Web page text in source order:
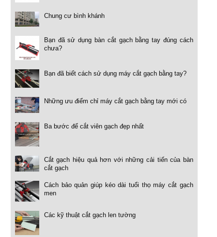
Chung cư bình khánh
Bạn đã sử dụng bàn cắt gạch bằng tay đúng cách
chưa?
Bạn đã biết cách sử dụng máy cắt gạch bằng tay?
Những ưu điểm chỉ máy cắt gạch bằng tay mới có
Ba bước để cắt viên gạch đẹp nhất
Cắt gạch hiệu quả hơn với những cải tiến của bàn
cắt gạch
Cách bảo quản giúp kéo dài tuổi thọ máy cắt gạch
men
Các kỹ thuật cắt gạch len tường